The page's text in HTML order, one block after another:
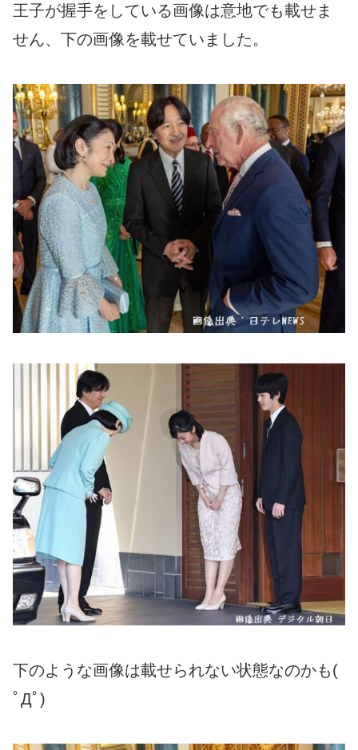
王子が握手をしている画像は意地でも載せま
せん、下の画像を載せていました。
下のような画像は載せられない状態なのかも(
ﾟДﾟ)